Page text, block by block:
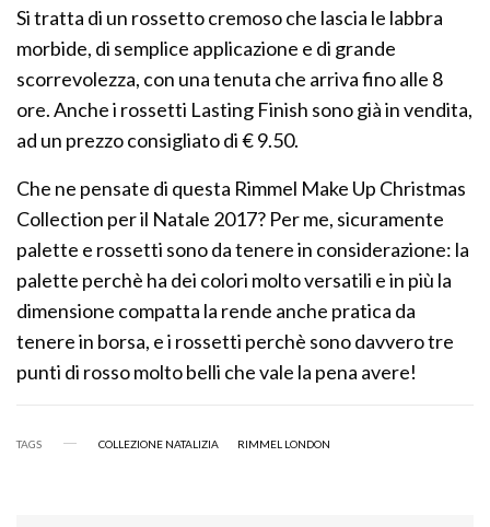
Si tratta di un rossetto cremoso che lascia le labbra
morbide, di semplice applicazione e di grande
scorrevolezza, con una tenuta che arriva fino alle 8
ore. Anche i rossetti Lasting Finish sono già in vendita,
ad un prezzo consigliato di € 9.50.
Che ne pensate di questa Rimmel Make Up Christmas
Collection per il Natale 2017? Per me, sicuramente
palette e rossetti sono da tenere in considerazione: la
palette perchè ha dei colori molto versatili e in più la
dimensione compatta la rende anche pratica da
tenere in borsa, e i rossetti perchè sono davvero tre
punti di rosso molto belli che vale la pena avere!
TAGS COLLEZIONE NATALIZIA RIMMEL LONDON